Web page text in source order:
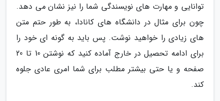
توانایی و مهارت های نویسندگی شما را نیز نشان می دهد.
چون برای مثال در دانشگاه های کانادا، به طور حتم متن
های زیادی را خواهید نوشت. پس باید به گونه ای خود را
برای ادامه تحصیل در خارج آماده کنید که نوشتن 10 تا 20
صفحه و یا حتی بیشتر مطلب برای شما امری عادی جلوه
کند.